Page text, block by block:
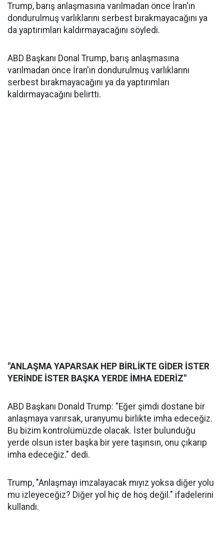
Trump, barış anlaşmasına varılmadan önce İran'ın
dondurulmuş varlıklarını serbest bırakmayacağını ya
da yaptırımları kaldırmayacağını söyledi.
ABD Başkanı Donal Trump, barış anlaşmasına
varılmadan önce İran'ın dondurulmuş varlıklarını
serbest bırakmayacağını ya da yaptırımları
kaldırmayacağını belirtti.
"ANLAŞMA YAPARSAK HEP BİRLİKTE GİDER İSTER
YERİNDE İSTER BAŞKA YERDE İMHA EDERİZ"
ABD Başkanı Donald Trump: "Eğer şimdi dostane bir
anlaşmaya varırsak, uranyumu birlikte imha edeceğiz.
Bu bizim kontrolümüzde olacak. İster bulunduğu
yerde olsun ister başka bir yere taşınsın, onu çıkarıp
imha edeceğiz." dedi.
Trump, "Anlaşmayı imzalayacak mıyız yoksa diğer yolu
mu izleyeceğiz? Diğer yol hiç de hoş değil." ifadelerini
kullandı.